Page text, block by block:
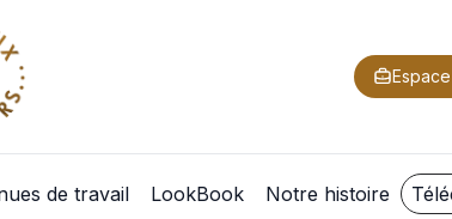
de travail LookBook Notre histoire